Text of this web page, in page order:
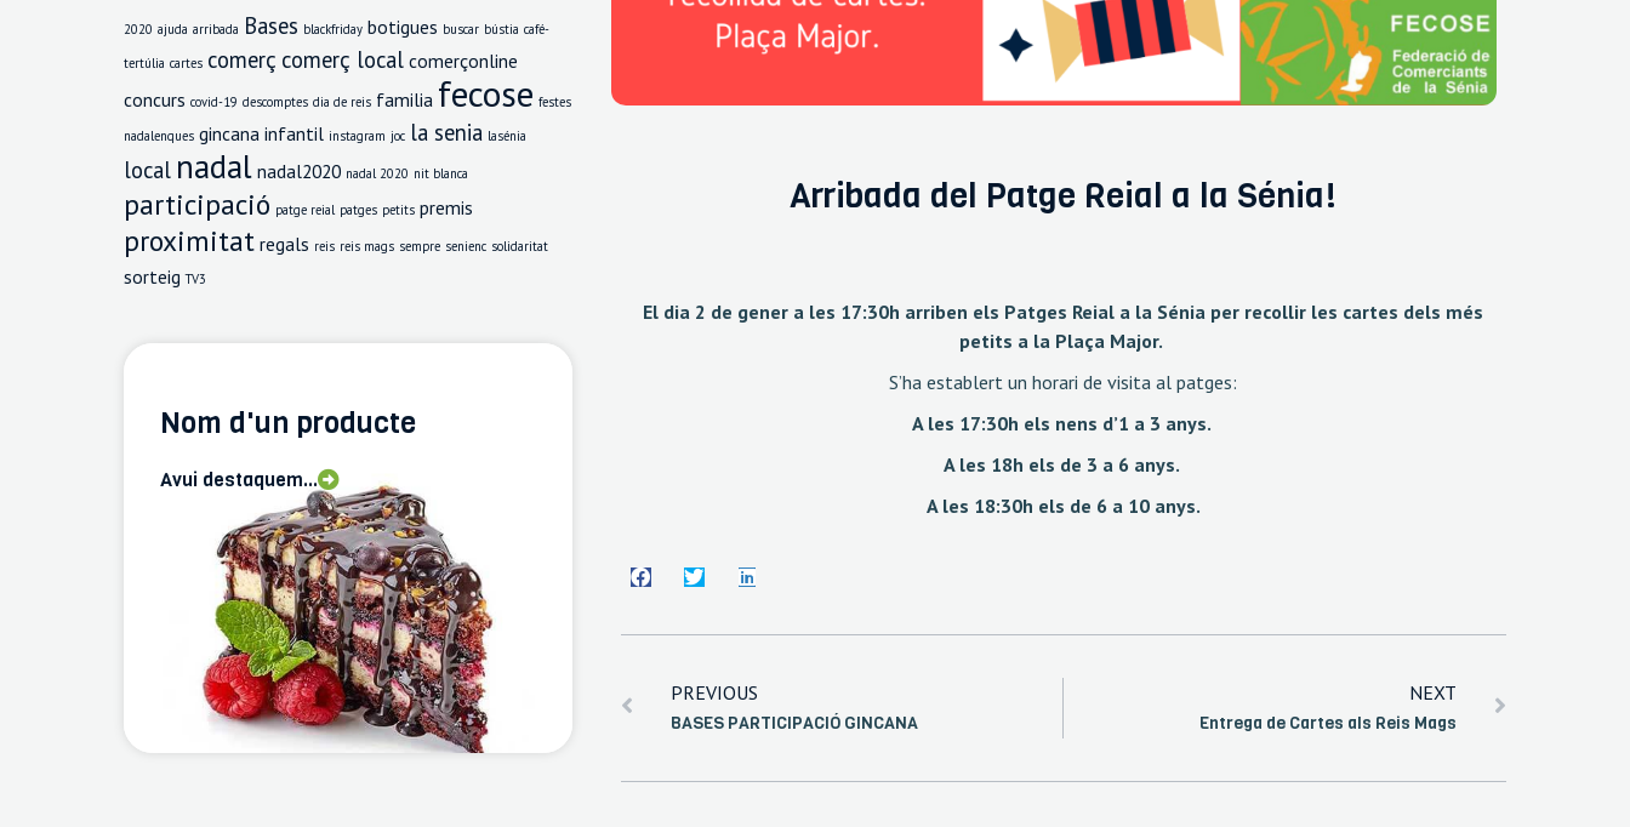
2020 ajuda arribada Bases blackfriday botigues buscar bústia café-
tertúlia cartes comerç comerç local comerçonline
concurs covid-19 descomptes dia de reis familia fecose festes
nadalenques gincana infantil instagram joc la senia lasénia
local nadal nadal2020 nadal 2020 nit blanca
participació patge reial patges petits premis
proximitat regals reis reis mags sempre senienc solidaritat
sorteig TV3
Nom d'un producte
Avui destaquem...
Arribada del Patge Reial a la Sénia!
El dia 2 de gener a les 17:30h arriben els Patges Reial a la Sénia per recollir les cartes dels més
petits a la Plaça Major.
S’ha establert un horari de visita al patges:
A les 17:30h els nens d’1 a 3 anys.
A les 18h els de 3 a 6 anys.
A les 18:30h els de 6 a 10 anys.
PREVIOUS
BASES PARTICIPACIÓ GINCANA
NEXT
Entrega de Cartes als Reis Mags